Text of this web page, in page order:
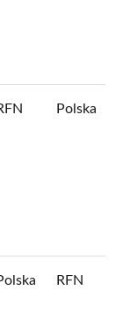
Polska
RFN